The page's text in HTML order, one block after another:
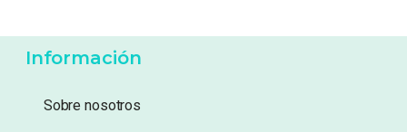
64,95€
deseos
119,99€